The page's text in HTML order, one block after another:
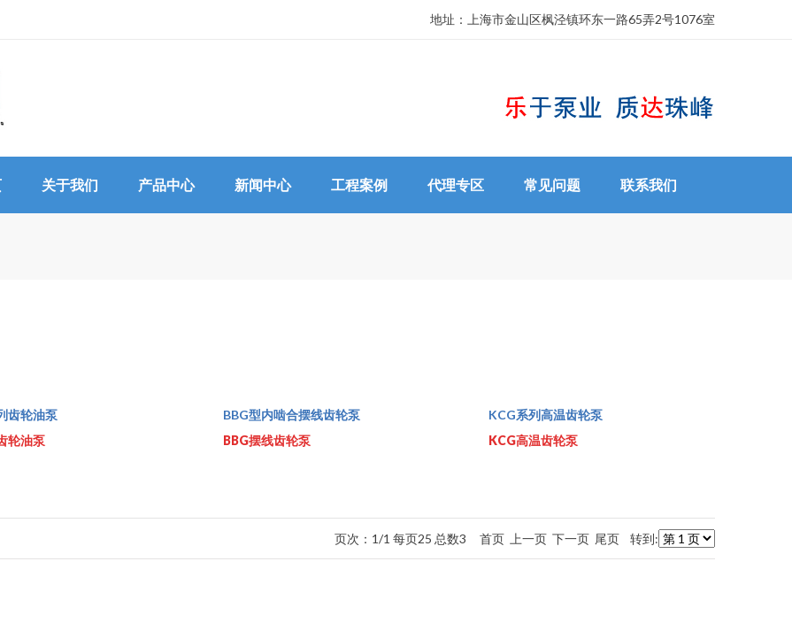
地址： 上海市金山区枫泾镇环东一路65弄2号1076室
关于我们 产品中心 新闻中心 工程案例 代理专区 常见问题 联系我们
齿轮油泵
轮油泵
BBG型内啮合摆线齿轮泵
BBG摆线齿轮泵
KCG系列高温齿轮泵
KCG高温齿轮泵
页次：1/1 每页25 总数3 首页 上一页 下一页 尾页 转到: